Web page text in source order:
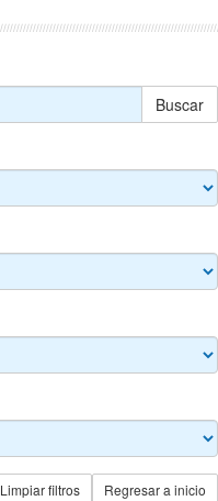
Buscar
Regresar a inicio
Limpiar filtros